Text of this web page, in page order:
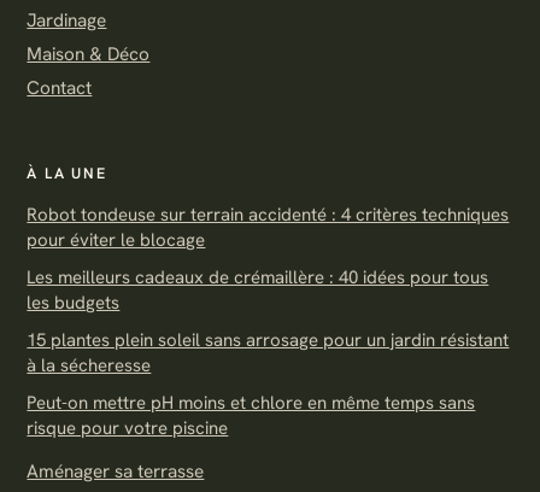
Jardinage
Maison & Déco
Contact
À LA UNE
Robot tondeuse sur terrain accidenté : 4 critères techniques
pour éviter le blocage
Les meilleurs cadeaux de crémaillère : 40 idées pour tous
les budgets
15 plantes plein soleil sans arrosage pour un jardin résistant
à la sécheresse
Peut-on mettre pH moins et chlore en même temps sans
risque pour votre piscine
Aménager sa terrasse